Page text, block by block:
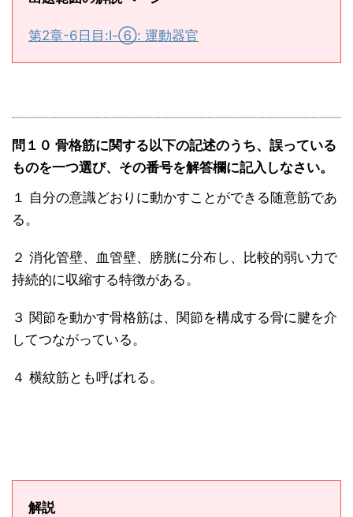
第2章-6日目:Ⅰ-⑥: 運動器官
問１０ 骨格筋に関する以下の記述のうち、誤っている
ものを一つ選び、その番号を解答欄に記入しなさい。
１ 自分の意識どおりに動かすことができる随意筋であ
る。
２ 消化管壁、血管壁、膀胱に分布し、比較的弱い力で
持続的に収縮する特徴がある。
３ 関節を動かす骨格筋は、関節を構成する骨に腱を介
してつながっている。
４ 横紋筋とも呼ばれる。
解説